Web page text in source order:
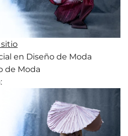
en Diseño de Moda
de Moda